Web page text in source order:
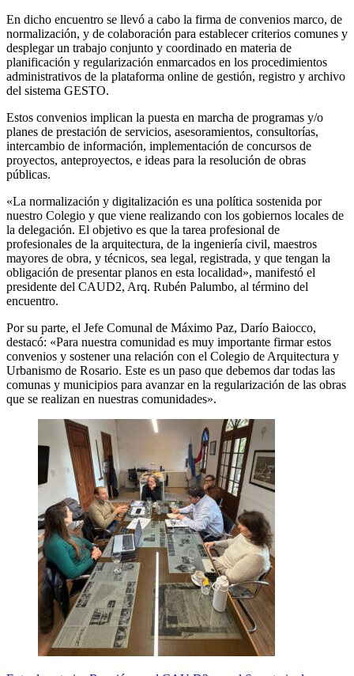
En dicho encuentro se llevó a cabo la firma de convenios marco, de
normalización, y de colaboración para establecer criterios comunes y
desplegar un trabajo conjunto y coordinado en materia de
planificación y regularización enmarcados en los procedimientos
administrativos de la plataforma online de gestión, registro y archivo
del sistema GESTO.
Estos convenios implican la puesta en marcha de programas y/o
planes de prestación de servicios, asesoramientos, consultorías,
intercambio de información, implementación de concursos de
proyectos, anteproyectos, e ideas para la resolución de obras
públicas.
«La normalización y digitalización es una política sostenida por
nuestro Colegio y que viene realizando con los gobiernos locales de
la delegación. El objetivo es que la tarea profesional de
profesionales de la arquitectura, de la ingeniería civil, maestros
mayores de obra, y técnicos, sea legal, registrada, y que tengan la
obligación de presentar planos en esta localidad», manifestó el
presidente del CAUD2, Arq. Rubén Palumbo, al término del
encuentro.
Por su parte, el Jefe Comunal de Máximo Paz, Darío Baiocco,
destacó: «Para nuestra comunidad es muy importante firmar estos
convenios y sostener una relación con el Colegio de Arquitectura y
Urbanismo de Rosario. Este es un paso que debemos dar todas las
comunas y municipios para avanzar en la regularización de las obras
que se realizan en nuestras comunidades».